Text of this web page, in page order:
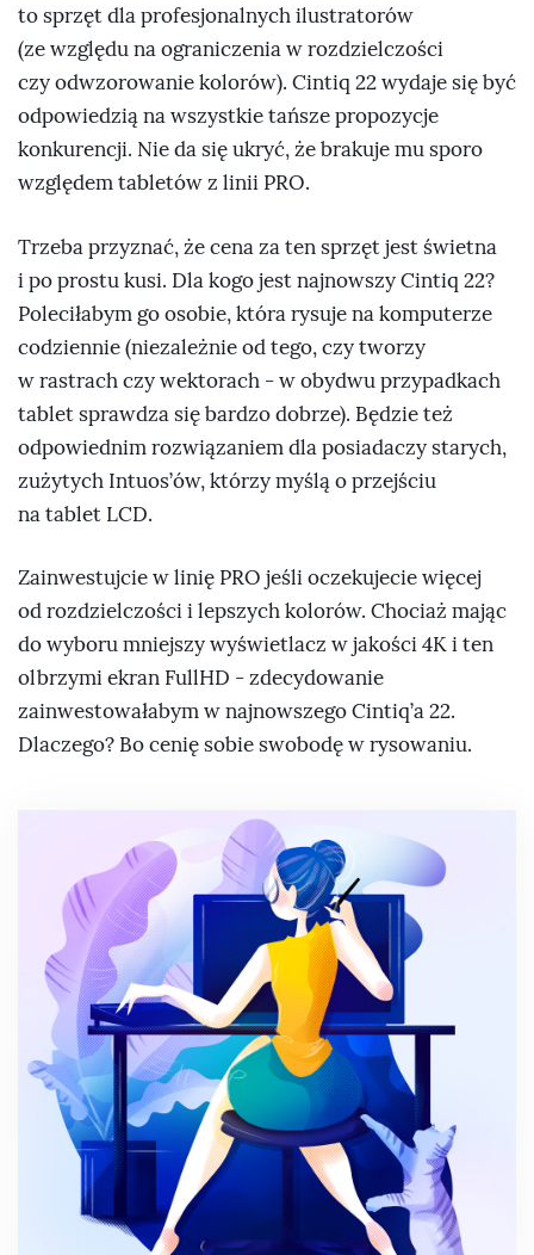
to sprzęt dla profesjonalnych ilustratorów
(ze względu na ograniczenia w rozdzielczości
czy odwzorowanie kolorów). Cintiq 22 wydaje się być
odpowiedzią na wszystkie tańsze propozycje
konkurencji. Nie da się ukryć, że brakuje mu sporo
względem tabletów z linii PRO.
Trzeba przyznać, że cena za ten sprzęt jest świetna
i po prostu kusi. Dla kogo jest najnowszy Cintiq 22?
Poleciłabym go osobie, która rysuje na komputerze
codziennie (niezależnie od tego, czy tworzy
w rastrach czy wektorach - w obydwu przypadkach
tablet sprawdza się bardzo dobrze). Będzie też
odpowiednim rozwiązaniem dla posiadaczy starych,
zużytych Intuos’ów, którzy myślą o przejściu
na tablet LCD.
Zainwestujcie w linię PRO jeśli oczekujecie więcej
od rozdzielczości i lepszych kolorów. Chociaż mając
do wyboru mniejszy wyświetlacz w jakości 4K i ten
olbrzymi ekran FullHD - zdecydowanie
zainwestowałabym w najnowszego Cintiq’a 22.
Dlaczego? Bo cenię sobie swobodę w rysowaniu.